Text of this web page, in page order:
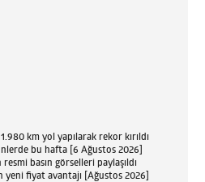
km yol yapılarak rekor kırıldı
bu hafta [6 Ağustos 2026]
basın görselleri paylaşıldı
yeni fiyat avantajı [Ağustos 2026]